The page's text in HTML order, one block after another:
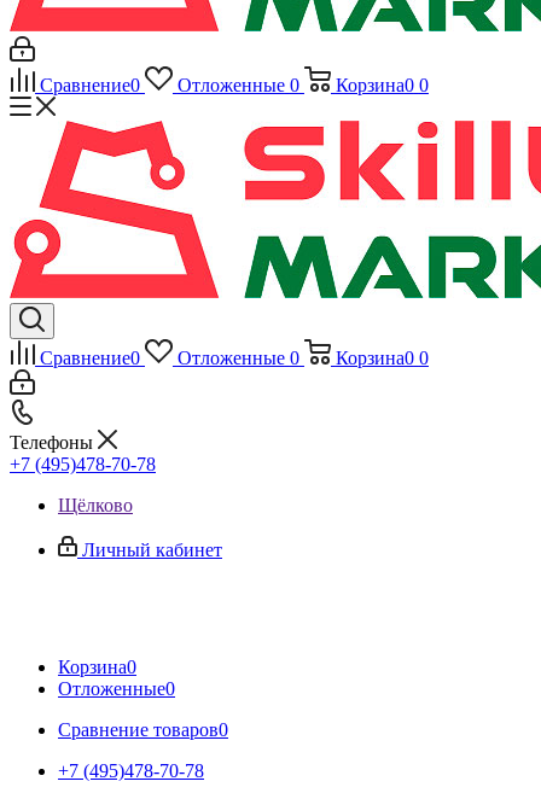
Сравнение0 Отложенные 0 Корзина0 0
Сравнение0 Отложенные 0 Корзина0 0
Телефоны
+7 (495)478-70-78
Щёлково
Личный кабинет
Корзина0
Отложенные0
Сравнение товаров0
+7 (495)478-70-78